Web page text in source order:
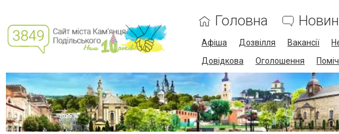
Головна
Афіша Дозвілля Вакансії
Довідкова
Оголошення